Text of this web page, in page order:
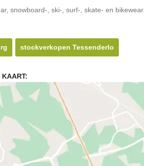
snowboard-, ski-, surf-, skate- en bikewear.
stockverkopen Tessenderlo
KAART: